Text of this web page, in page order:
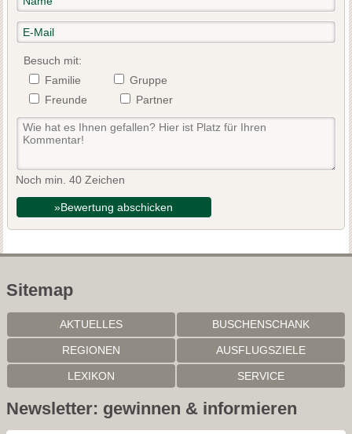
Besuch mit:
Familie
Gruppe
Freunde
Partner
Noch min. 40 Zeichen
»Bewertung abschicken
Sitemap
AKTUELLES BUSCHENSCHANK
REGIONEN AUSFLUGSZIELE
LEXIKON SERVICE
Newsletter: gewinnen & informieren